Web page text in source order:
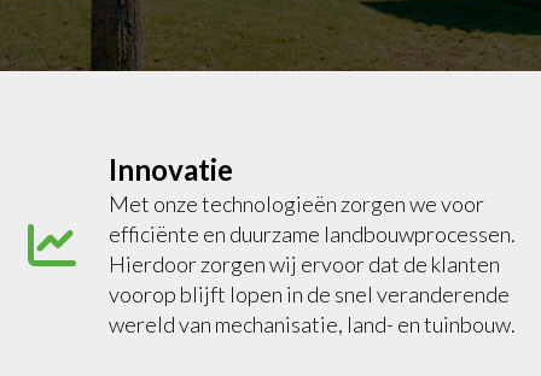
Innovatie
Met onze technologieën zorgen we voor
efficiënte en duurzame landbouwprocessen.
Hierdoor zorgen wij ervoor dat de klanten
voorop blijft lopen in de snel veranderende
wereld van mechanisatie, land- en tuinbouw.